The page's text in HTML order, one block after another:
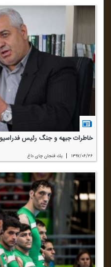
خاطرات جبهه و جنگ رئیس
۱۳۹۷/۰۶/۲۶ | یك فنجان چای داغ